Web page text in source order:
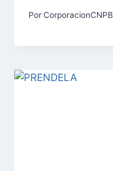
PorCorporacionCNPB